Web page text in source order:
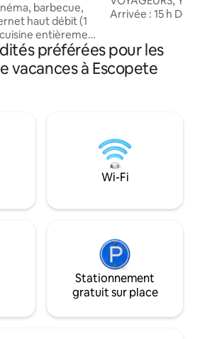
| À 35 minutes
barbecue,
haut débit (1
entièrement
avec sécurité
sur la vallée
Idéal pour
sont
confortables
y a un cinéma
des films. »
Arrivée : 15 h Départ : 12 h
PHOTO,
PUBLICITÉS,
VLOGS, etc.
événements,
commerciales. La loi espagnole exige
que chaque
informations de
signature à son
préférées pour les
vacances à Escopete
Wi-Fi
Stationnement
gratuit sur place